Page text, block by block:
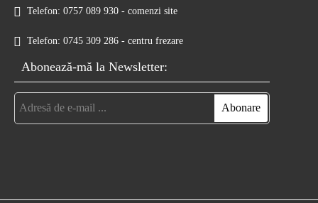
Telefon: 0757 089 930 - comenzi site
Telefon: 0745 309 286 - centru frezare
Abonează-mă la Newsletter: